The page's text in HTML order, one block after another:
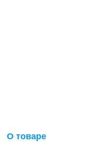
О товаре